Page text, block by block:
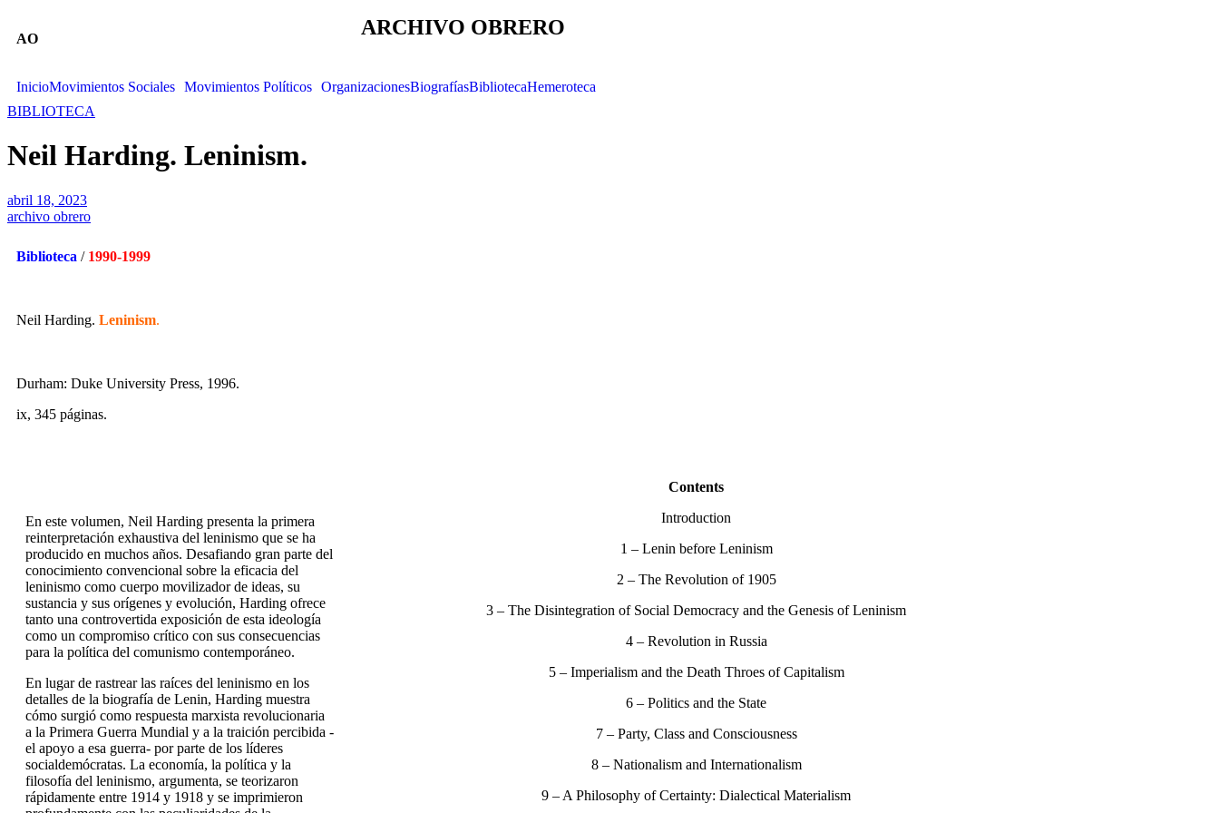
AO ARCHIVO OBRERO
InicioMovimientos Sociales Movimientos Políticos OrganizacionesBiografíasBibliotecaHemeroteca
BIBLIOTECA
Neil Harding. Leninism.
abril 18, 2023
archivo obrero
Biblioteca / 1990-1999
Neil Harding. Leninism.
Durham: Duke University Press, 1996.
ix, 345 páginas.
En este volumen, Neil Harding presenta la primera
reinterpretación exhaustiva del leninismo que se ha
producido en muchos años. Desafiando gran parte del
conocimiento convencional sobre la eficacia del
leninismo como cuerpo movilizador de ideas, su
sustancia y sus orígenes y evolución, Harding ofrece
tanto una controvertida exposición de esta ideología
como un compromiso crítico con sus consecuencias
para la política del comunismo contemporáneo.
En lugar de rastrear las raíces del leninismo en los
detalles de la biografía de Lenin, Harding muestra
cómo surgió como respuesta marxista revolucionaria
a la Primera Guerra Mundial y a la traición percibida -
el apoyo a esa guerra- por parte de los líderes
socialdemócratas. La economía, la política y la
filosofía del leninismo, argumenta, se teorizaron
rápidamente entre 1914 y 1918 y se imprimieron
Contents
Introduction
1 – Lenin before Leninism
2 – The Revolution of 1905
3 – The Disintegration of Social Democracy and the Genesis of Leninism
4 – Revolution in Russia
5 – Imperialism and the Death Throes of Capitalism
6 – Politics and the State
7 – Party, Class and Consciousness
8 – Nationalism and Internationalism
9 – A Philosophy of Certainty: Dialectical Materialism